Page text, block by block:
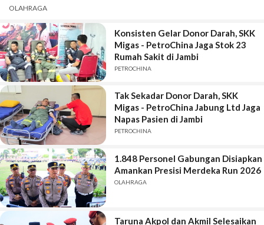
OLAHRAGA
Konsisten Gelar Donor Darah, SKK
Migas - PetroChina Jaga Stok 23
Rumah Sakit di Jambi
PETROCHINA
Tak Sekadar Donor Darah, SKK
Migas - PetroChina Jabung Ltd Jaga
Napas Pasien di Jambi
PETROCHINA
1.848 Personel Gabungan Disiapkan
Amankan Presisi Merdeka Run 2026
OLAHRAGA
Taruna Akpol dan Akmil Selesaikan